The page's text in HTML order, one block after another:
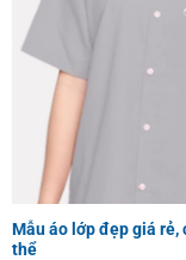
Mẫu áo lớp đẹp giá
thể